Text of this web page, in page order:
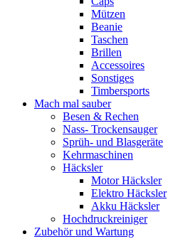
Mützen
Beanie
Taschen
Brillen
Accessoires
Sonstiges
Timbersports
Mach mal sauber
Besen & Rechen
Nass- Trockensauger
Sprüh- und Blasgeräte
Kehrmaschinen
Häcksler
Motor Häcksler
Elektro Häcksler
Akku Häcksler
Hochdruckreiniger
Zubehör und Wartung